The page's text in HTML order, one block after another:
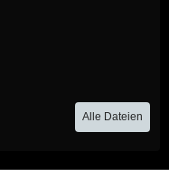
Alle Dateien